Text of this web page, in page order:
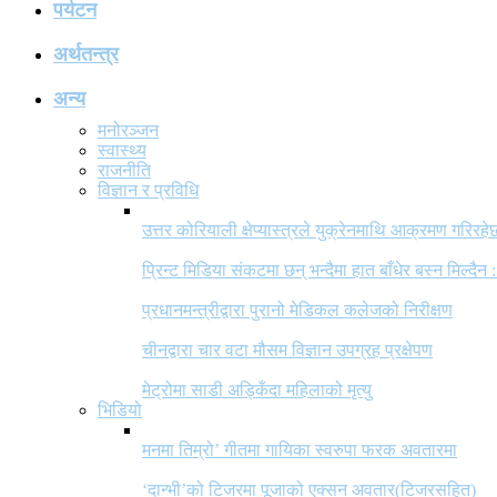
पर्यटन
अर्थतन्त्र
अन्य
मनोरञ्जन
स्वास्थ्य
राजनीति
विज्ञान र प्रविधि
उत्तर कोरियाली क्षेप्यास्त्रले युक्रेनमाथि आक्रमण
प्रिन्ट मिडिया संकटमा छन् भन्दैमा हात बाँधेर बस्न मिल्दैन
प्रधानमन्त्रीद्वारा पुरानो मेडिकल कलेजको निरीक्षण
चीनद्वारा चार वटा मौसम विज्ञान उपग्रह प्रक्षेपण
मेट्रोमा साडी अड्किँदा महिलाको मृत्यु
भिडियो
मनमा तिम्रो’ गीतमा गायिका स्वरुपा फरक अवतारमा
‘दान्भी’को टिजरमा पूजाको एक्सन अवतार(टिजरसहित)